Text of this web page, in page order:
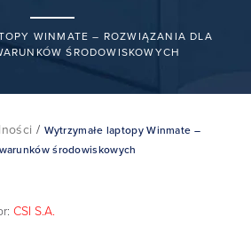
WINMATE – ROZWIĄZANIA DLA
ŚRODOWISKOWYCH
/ Wytrzymałe laptopy Winmate –
środowiskowych
CSI S.A.